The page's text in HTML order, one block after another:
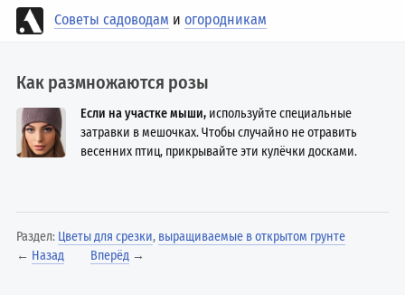
Советы садоводам иогородникам
Как размножаются розы
Если на участке мыши, используйте специальные
затравки в мешочках. Чтобы случайно не отравить
весенних птиц, прикрывайте эти кулёчки досками.
Раздел: Цветы для срезки, выращиваемые в открытом грунте
← Назад Вперёд→